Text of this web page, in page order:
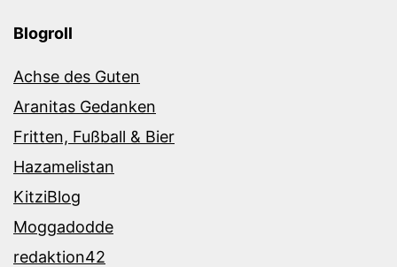
Blogroll
Achse des Guten
Aranitas Gedanken
Fritten, Fußball & Bier
Hazamelistan
KitziBlog
Moggadodde
redaktion42